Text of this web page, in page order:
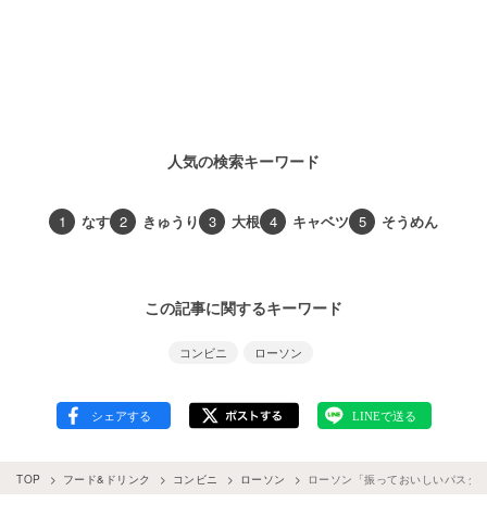
人気の検索キーワード
1 なす 2 きゅうり 3 大根 4 キャベツ 5 そうめん
この記事に関するキーワード
コンビニ ローソン
TOP フード&ドリンク コンビニ ローソン ローソン「振っておいしいパス